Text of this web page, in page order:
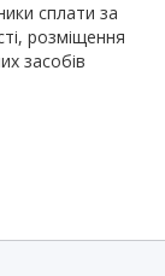
сплати за
розміщення
засобів